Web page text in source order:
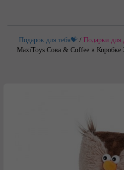
Подарок для тебя💝 / Подарки для
MaxiToys Сова & Coffee в